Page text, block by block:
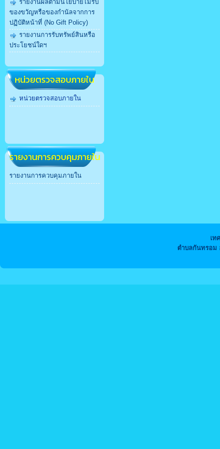
รายงานผลตามนโยบายไม่รับ
ของขวัญหรือของกำนัลจากการ
ปฏิบัติหน้าที่ (No Gift Policy)
รายงานการรับทรัพย์สินหรือ
ประโยชน์ใดฯ
หน่วยตรวจสอบภายใน
หน่วยตรวจสอบภายใน
รายงานการควบคุมภายใน
รายงานการควบคุมภายใน
เท
ตำบลกันทรอม